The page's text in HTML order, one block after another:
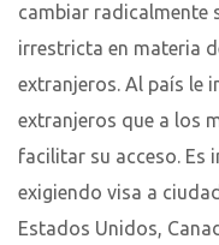
cambiar radicalmente
irrestricta en materia
extranjeros. Al país le
extranjeros que a los
facilitar su acceso. Es
exigiendo visa a
Estados Unidos,